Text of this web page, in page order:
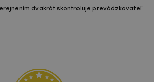
dvakrát skontroluje prevádzkovateľ